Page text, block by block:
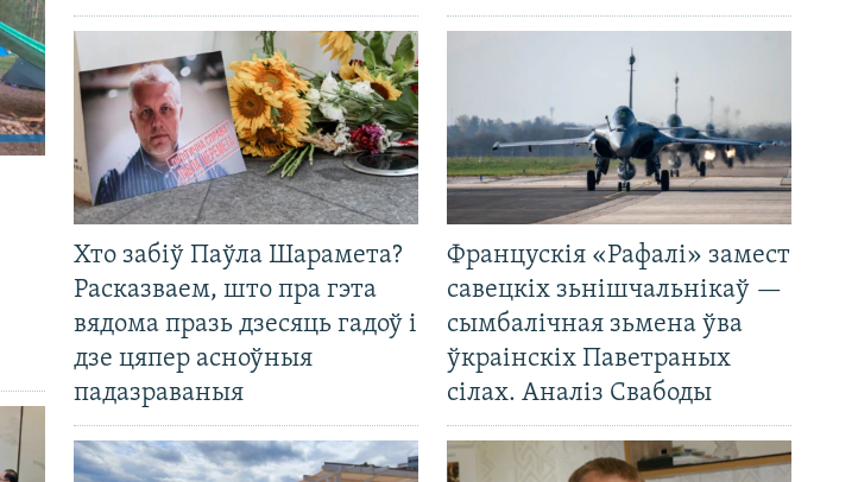
Хто забіў Паўла Шарамета?
Расказваем, што пра гэта
вядома празь дзесяць гадоў і
дзе цяпер асноўныя
падазраваныя
Францускія «Рафалі» замест
савецкіх зьнішчальнікаў —
сымбалічная зьмена ўва
ўкраінскіх Паветраных
сілах. Аналіз Свабоды